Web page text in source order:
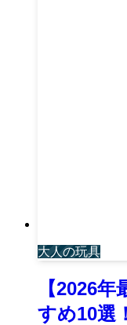
大人の玩具
【2026
すめ10選